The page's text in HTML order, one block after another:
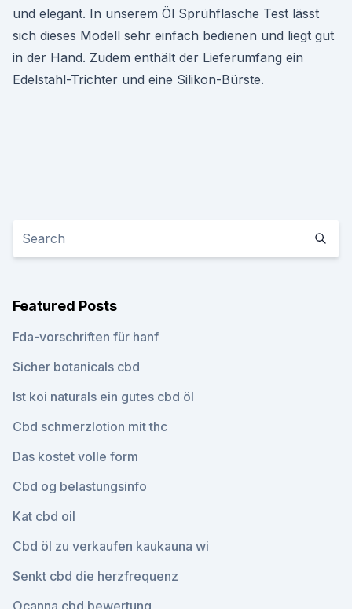
und elegant. In unserem Öl Sprühflasche Test lässt
sich dieses Modell sehr einfach bedienen und liegt gut
in der Hand. Zudem enthält der Lieferumfang ein
Edelstahl-Trichter und eine Silikon-Bürste.
Featured Posts
Fda-vorschriften für hanf
Sicher botanicals cbd
Ist koi naturals ein gutes cbd öl
Cbd schmerzlotion mit thc
Das kostet volle form
Cbd og belastungsinfo
Kat cbd oil
Cbd öl zu verkaufen kaukauna wi
Senkt cbd die herzfrequenz
Ocanna cbd bewertung